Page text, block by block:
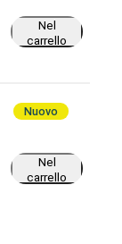
Nel
carrello
Nuovo
Nel
carrello